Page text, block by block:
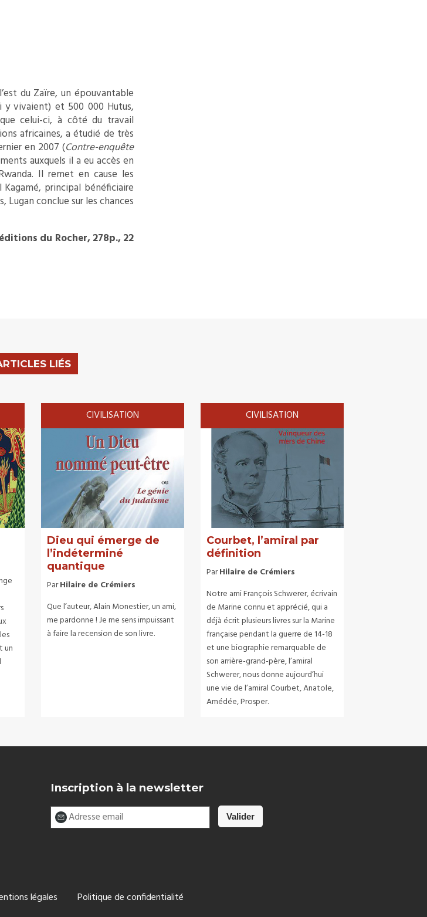
du Zaïre, un épouvantable
y vivaient) et 500 000 Hutus,
celui-ci, à côté du travail
africaines, a étudié de très
en 2007 (Contre-enquête
auxquels il a eu accès en
Il remet en cause les
principal bénéficiaire
conclue sur les chances
du Rocher, 278p., 22
LIÉS
un
CIVILISATION
Dieu qui émerge de
l’indéterminé
quantique
ParHilaire de Crémiers
Que l’auteur, Alain Monestier, un ami,
me pardonne ! Je me sens impuissant
à faire la recension de son livre.
CIVILISATION
Courbet, l’amiral par
définition
ParHilaire de Crémiers
Notre ami François Schwerer, écrivain
de Marine connu et apprécié, qui a
déjà écrit plusieurs livres sur la Marine
française pendant la guerre de 14-18
et une biographie remarquable de
son arrière-grand-père, l’amiral
Schwerer, nous donne aujourd’hui
une vie de l’amiral Courbet, Anatole,
Amédée, Prosper.
Inscription à la newsletter
légales Politique de confidentialité